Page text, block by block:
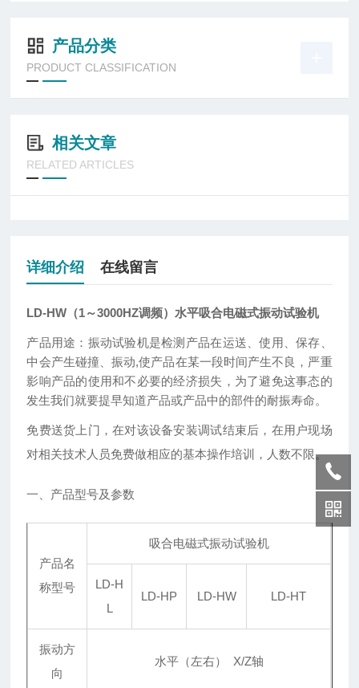
产品分类
PRODUCT CLASSIFICATION
相关文章
RELATED ARTICLES
详细介绍 在线留言
LD-HW（1～3000HZ调频）水平吸合电磁式振动试验机
产品用途：振动试验机是检测产品在运送、使用、保存、
中会产生碰撞、振动,使产品在某一段时间产生不良，严重
影响产品的使用和不必要的经济损失，为了避免这事态的
发生我们就要提早知道产品或产品中的部件的耐振寿命。
免费送货上门，在对该设备安装调试结束后，在用户现场
对相关技术人员免费做相应的基本操作培训，人数不限。
一、产品型号及参数
产品名
称型号
吸合电磁式振动试验机
LD-H
L
LD-HP LD-HW LD-HT
振动方
向
水平（左右） X/Z轴